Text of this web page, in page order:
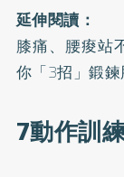
延伸閱讀：
膝痛、腰痠站
你「3招」鍛
7動作訓